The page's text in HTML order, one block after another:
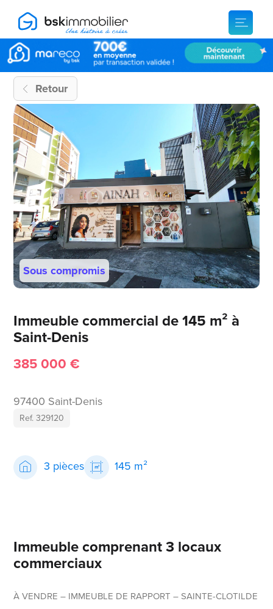
Retour
Sous compromis
Immeuble commercial de 145 m² à
Saint-Denis
385 000 €
97400 Saint-Denis
Ref. 329120
3 pièces 145 m²
Immeuble comprenant 3 locaux
commerciaux
À VENDRE – IMMEUBLE DE RAPPORT – SAINTE-CLOTILDE